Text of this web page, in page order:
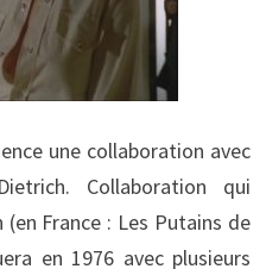
une collaboration avec
Collaboration qui
France : Les Putains de
en 1976 avec plusieurs